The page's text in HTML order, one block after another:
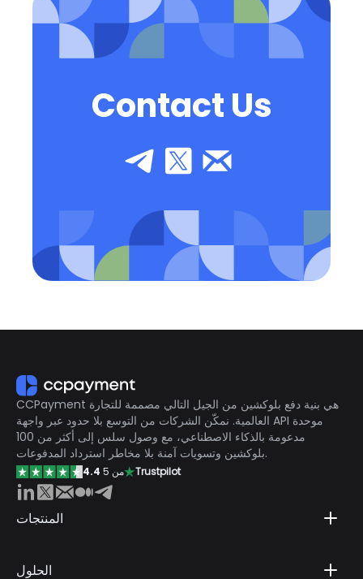
Contact Us
CCPayment هي بنية دفع بلوكشين من الجيل التالي مصممة للتجارة
العالمية. نمكّن الشركات من التوسع بلا حدود عبر واجهة API موحدة
مدعومة بالذكاء الاصطناعي، مع وصول سلس إلى أكثر من 100
بلوكشين وتسويات آمنة بلا مخاطر استرداد المدفوعات.
4.4 من 5 Trustpilot
المنتجات
الحلول